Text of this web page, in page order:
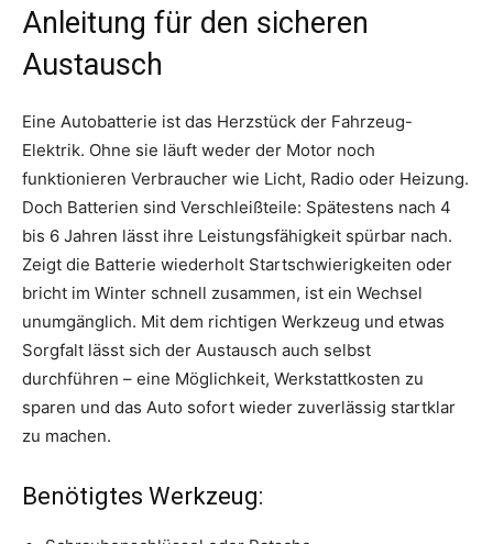
Anleitung für den sicheren
Austausch
Eine Autobatterie ist das Herzstück der Fahrzeug-
Elektrik. Ohne sie läuft weder der Motor noch
funktionieren Verbraucher wie Licht, Radio oder Heizung.
Doch Batterien sind Verschleißteile: Spätestens nach 4
bis 6 Jahren lässt ihre Leistungsfähigkeit spürbar nach.
Zeigt die Batterie wiederholt Startschwierigkeiten oder
bricht im Winter schnell zusammen, ist ein Wechsel
unumgänglich. Mit dem richtigen Werkzeug und etwas
Sorgfalt lässt sich der Austausch auch selbst
durchführen – eine Möglichkeit, Werkstattkosten zu
sparen und das Auto sofort wieder zuverlässig startklar
zu machen.
Benötigtes Werkzeug: